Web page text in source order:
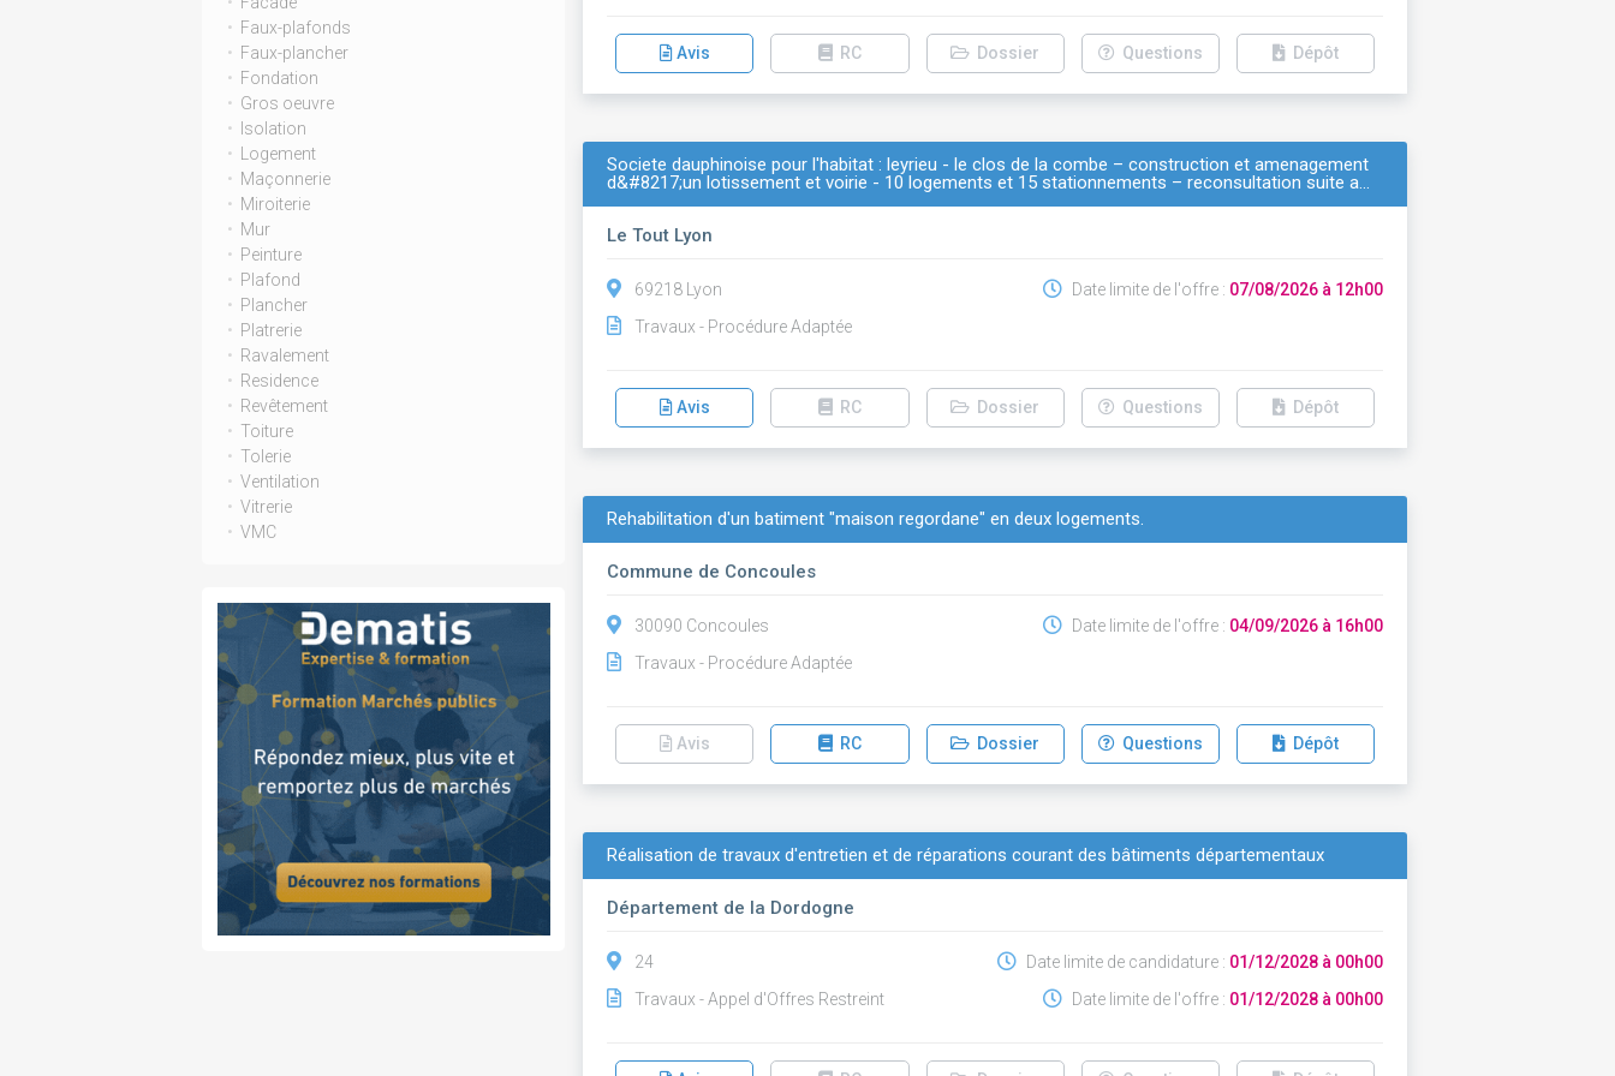
Faux-plafonds
Faux-plancher
Fondation
Gros oeuvre
Isolation
Logement
Maçonnerie
Miroiterie
Mur
Peinture
Plafond
Plancher
Platrerie
Ravalement
Residence
Revêtement
Toiture
Tolerie
Ventilation
Vitrerie
VMC
Avis RC Dossier Questions Dépôt
Societe dauphinoise pour l'habitat : leyrieu - le clos de la combe – construction et amenagement
d&#8217;un lotissement et voirie - 10 logements et 15 stationnements – reconsultation suite a…
Le Tout Lyon
69218 Lyon
Travaux - Procédure Adaptée
Date limite de l'offre : 07/08/2026 à 12h00
Avis RC Dossier Questions Dépôt
Rehabilitation d'un batiment "maison regordane" en deux logements.
Commune de Concoules
30090 Concoules
Travaux - Procédure Adaptée
Date limite de l'offre : 04/09/2026 à 16h00
Avis RC Dossier Questions Dépôt
Réalisation de travaux d'entretien et de réparations courant des bâtiments départementaux
Département de la Dordogne
24
Travaux - Appel d'Offres Restreint
Date limite de candidature : 01/12/2028 à 00h00
Date limite de l'offre : 01/12/2028 à 00h00